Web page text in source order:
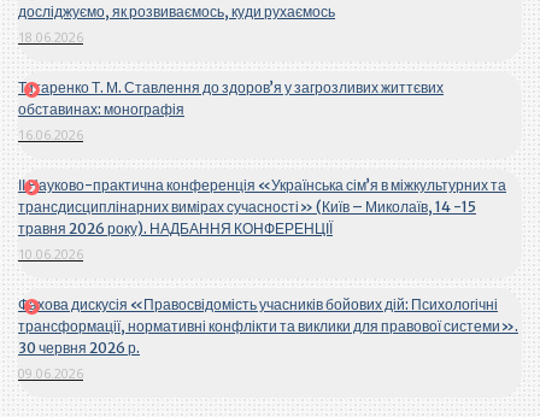
досліджуємо, як розвиваємось, куди рухаємось
18.06.2026
Титаренко Т. М. Ставлення до здоров’я у загрозливих життєвих
обставинах: монографія
16.06.2026
ІІ Науково-практична конференція «Українська сім’я в міжкультурних та
трансдисциплінарних вимірах сучасності» (Київ – Миколаїв, 14 -15
травня 2026 року). НАДБАННЯ КОНФЕРЕНЦІЇ
10.06.2026
Фахова дискусія «Правосвідомість учасників бойових дій: Психологічні
трансформації, нормативні конфлікти та виклики для правової системи».
30 червня 2026 р.
09.06.2026